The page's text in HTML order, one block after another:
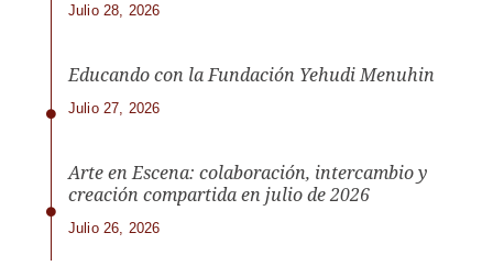
Julio 28, 2026
Educando con la Fundación Yehudi Menuhin
Julio 27, 2026
Arte en Escena: colaboración, intercambio y
creación compartida en julio de 2026
Julio 26, 2026